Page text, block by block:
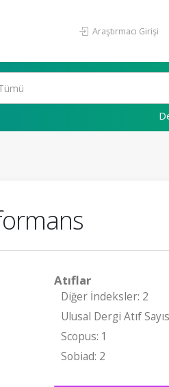
Araştırmacı Girişi
Atıflar
Diğer İndeksler: 2
Ulusal Dergi Atıf
Scopus: 1
Sobiad: 2